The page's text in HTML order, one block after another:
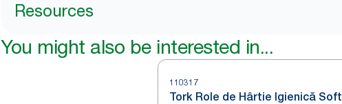
Resources
You might also be interested in...
110317
Tork Role de Hârtie Igienică Soft